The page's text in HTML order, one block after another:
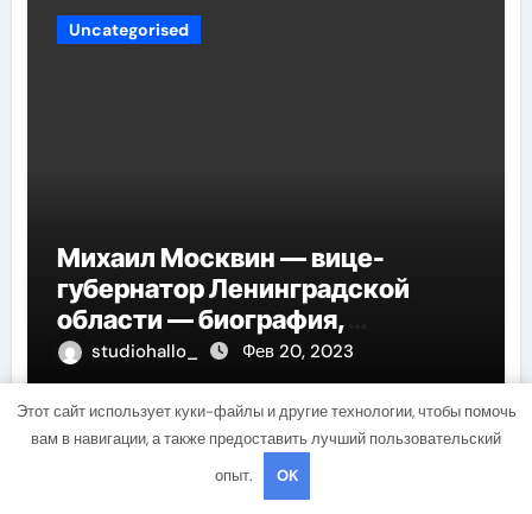
Uncategorised
Михаил Москвин — вице-
губернатор Ленинградской
области — биография,
достижения и вклад в развитие
региона
studiohallo_ Фев 20, 2023
Этот сайт использует куки-файлы и другие технологии, чтобы помочь
вам в навигации, а также предоставить лучший пользовательский
опыт.
OK